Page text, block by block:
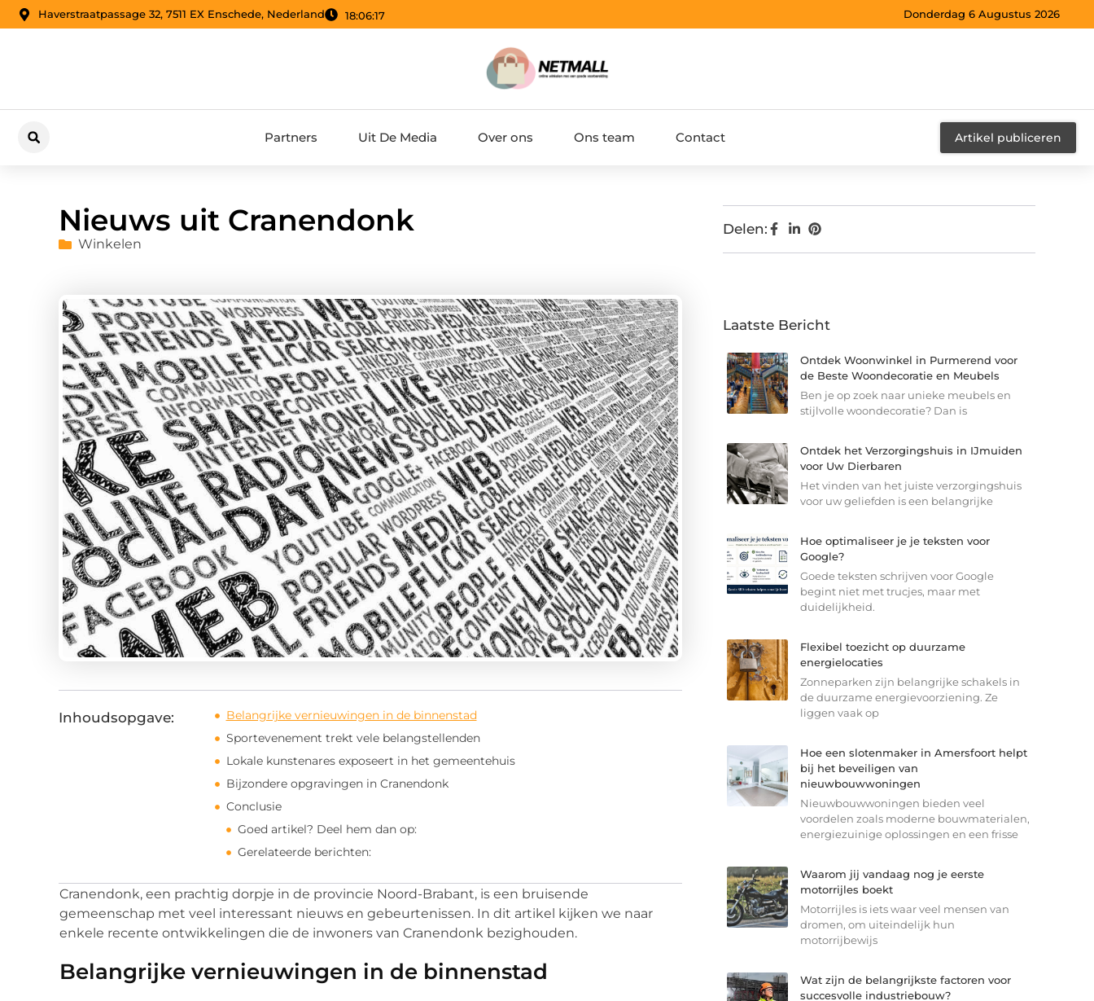
Haverstraatpassage 32, 7511 EX Enschede, Nederland 18:06:18 Donderdag 6 Augustus 2026
Partners Uit De Media Over ons Ons team Contact Artikel publiceren
Nieuws uit Cranendonk
Winkelen
Inhoudsopgave:
Belangrijke vernieuwingen in de binnenstad
Sportevenement trekt vele belangstellenden
Lokale kunstenares exposeert in het gemeentehuis
Bijzondere opgravingen in Cranendonk
Conclusie
Goed artikel? Deel hem dan op:
Gerelateerde berichten:
Cranendonk, een prachtig dorpje in de provincie Noord-Brabant, is een bruisende
gemeenschap met veel interessant nieuws en gebeurtenissen. In dit artikel kijken we naar
enkele recente ontwikkelingen die de inwoners van Cranendonk bezighouden.
Belangrijke vernieuwingen in de binnenstad
Delen:
Laatste Bericht
Ontdek Woonwinkel in Purmerend voor
de Beste Woondecoratie en Meubels
Ben je op zoek naar unieke meubels en
stijlvolle woondecoratie? Dan is
Ontdek het Verzorgingshuis in IJmuiden
voor Uw Dierbaren
Het vinden van het juiste verzorgingshuis
voor uw geliefden is een belangrijke
Hoe optimaliseer je je teksten voor
Google?
Goede teksten schrijven voor Google
begint niet met trucjes, maar met
duidelijkheid.
Flexibel toezicht op duurzame
energielocaties
Zonneparken zijn belangrijke schakels in
de duurzame energievoorziening. Ze
liggen vaak op
Hoe een slotenmaker in Amersfoort helpt
bij het beveiligen van
nieuwbouwwoningen
Nieuwbouwwoningen bieden veel
voordelen zoals moderne bouwmaterialen,
energiezuinige oplossingen en een frisse
Waarom jij vandaag nog je eerste
motorrijles boekt
Motorrijles is iets waar veel mensen van
dromen, om uiteindelijk hun
motorrijbewijs
Wat zijn de belangrijkste factoren voor
succesvolle industriebouw?